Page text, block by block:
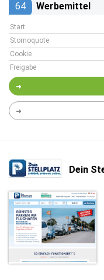
64 Werbemittel
Start
Stornoquote
Cookie
Freigabe
Dein